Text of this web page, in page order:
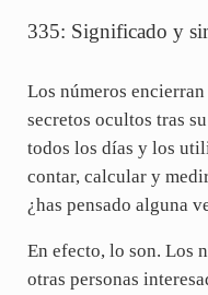
335: Significado y
Los números
secretos ocultos tras
todos los días y los
contar, calcular y
¿has pensado alguna
En efecto, lo son. Los
otras personas